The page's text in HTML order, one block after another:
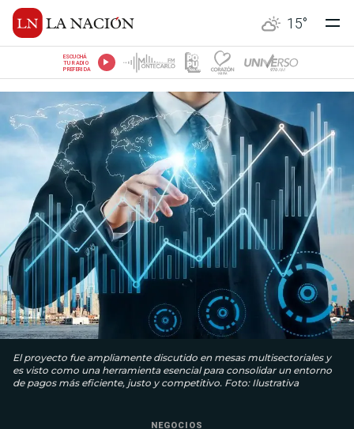
15°
ESCUCHÁ
TU RADIO
PREFERIDA
El proyecto fue ampliamente discutido en mesas multisectoriales y
es visto como una herramienta esencial para consolidar un entorno
de pagos más eficiente, justo y competitivo. Foto: Ilustrativa
NEGOCIOS